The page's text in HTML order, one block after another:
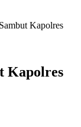
Kapolres
Kapolres